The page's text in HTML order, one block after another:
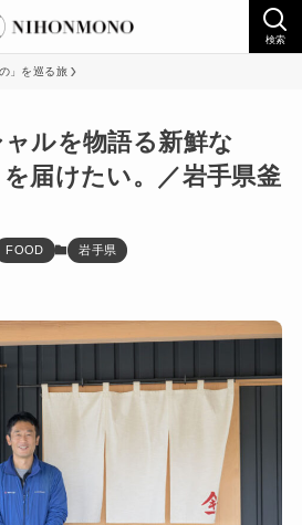
検索
」を巡る旅
ルを物語る新鮮な
を届けたい。／岩手県釜
FOOD 岩手県